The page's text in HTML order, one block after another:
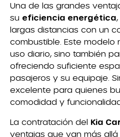
Una de las grandes
su eficiencia energética
largas distancias con un
combustible. Este modelo
uso diario, sino también
ofreciendo suficiente
pasajeros y su equipaje.
excelente para quienes
comodidad y
La contratación del Kia
ventajas que van más allá